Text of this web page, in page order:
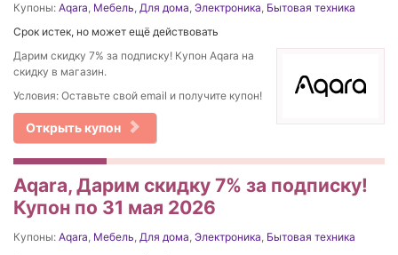
Купоны: Aqara, Мебель, Для дома, Электроника, Бытовая техника
Срок истек, но может ещё действовать
Дарим скидку 7% за подписку! Купон Aqara на
скидку в магазин.
Условия: Оставьте свой email и получите купон!
Открыть купон
Aqara, Дарим скидку 7% за подписку!
Купон по 31 мая 2026
Купоны: Aqara, Мебель, Для дома, Электроника, Бытовая техника